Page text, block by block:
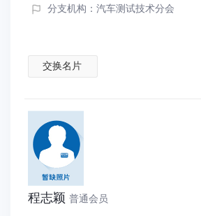
分支机构：汽车测试技术分会
交换名片
程志颖 普通会员